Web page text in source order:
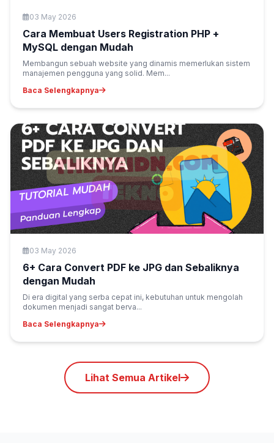
03 May 2026
Cara Membuat Users Registration PHP +
MySQL dengan Mudah
Membangun sebuah website yang dinamis memerlukan sistem
manajemen pengguna yang solid. Mem...
Baca Selengkapnya
03 May 2026
6+ Cara Convert PDF ke JPG dan Sebaliknya
dengan Mudah
Di era digital yang serba cepat ini, kebutuhan untuk mengolah
dokumen menjadi sangat berva...
Baca Selengkapnya
Lihat Semua Artikel